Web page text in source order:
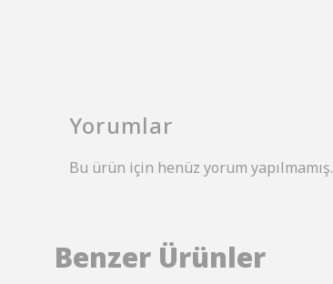
Yorumlar
Bu ürün için henüz yorum yapılmamış.
Benzer Ürünler